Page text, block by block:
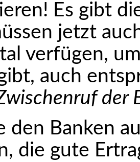
Es gibt
jetzt
verfügen,
auch
der
den Banken
die gute